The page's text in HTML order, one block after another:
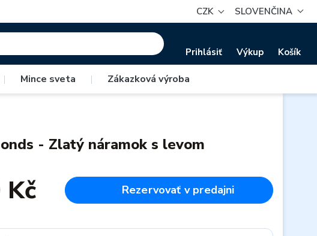
CZK SLOVENČINA
Prihlásiť Výkup Košík
| Mince sveta | Zákazková výroba
- Zlatý náramok s levom
Kč Rezervovať v predajni